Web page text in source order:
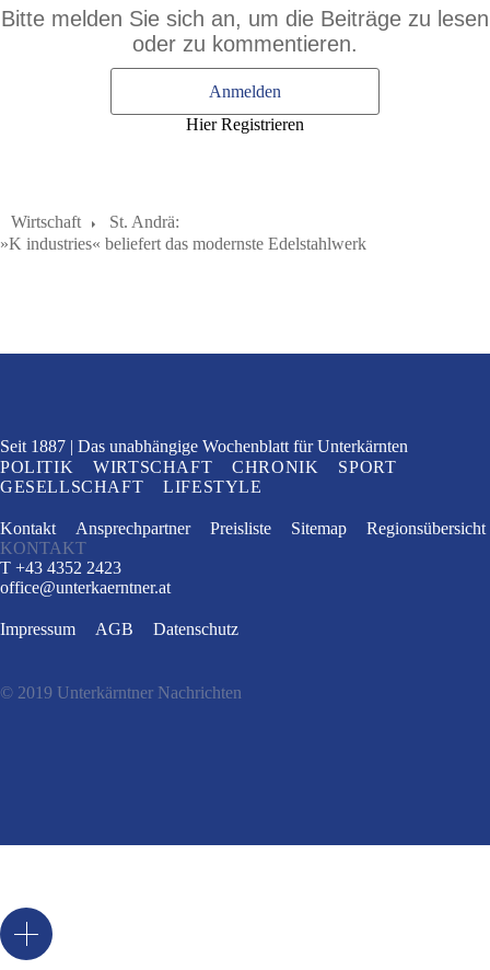
Bitte melden Sie sich an, um die Beiträge zu lesen
oder zu kommentieren.
Anmelden
Hier Registrieren
Wirtschaft
St. Andrä:
»K industries« beliefert das modernste Edelstahlwerk
Seit 1887 Das unabhängige Wochenblatt für Unterkärnten
POLITIK
WIRTSCHAFT CHRONIK
SPORT
GESELLSCHAFT
LIFESTYLE
Kontakt Ansprechpartner Preisliste Sitemap
Regionsübersicht
KONTAKT
T +43 4352 2423
office@unterkaerntner.at
Impressum AGB Datenschutz
© 2019 Unterkärntner Nachrichten